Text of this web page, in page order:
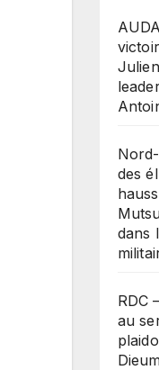
des
dans
RDC
au